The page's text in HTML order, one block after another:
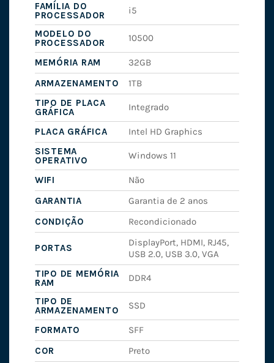
FAMÍLIA DO
PROCESSADOR
i5
MODELO DO
PROCESSADOR
10500
MEMÓRIA RAM
32GB
ARMAZENAMENTO
1TB
TIPO DE PLACA
GRÁFICA
Integrado
PLACA GRÁFICA
Intel HD Graphics
SISTEMA
OPERATIVO
Windows 11
WIFI
Não
GARANTIA
Garantia de 2 anos
CONDIÇÃO
Recondicionado
PORTAS
DisplayPort, HDMI, RJ45,
USB 2.0, USB 3.0, VGA
TIPO DE MEMÓRIA
RAM
DDR4
TIPO DE
ARMAZENAMENTO
SSD
FORMATO
SFF
COR
Preto